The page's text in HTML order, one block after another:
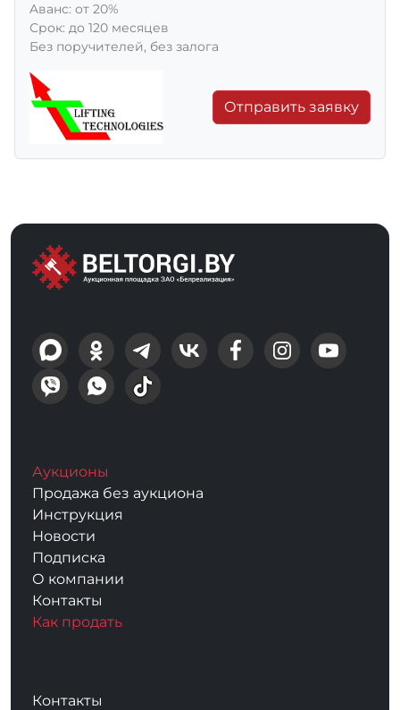
Aванс: от 20%
Срок: до 120 месяцев
Без поручителей, без залога
Отправить заявку
Аукционы
Продажа без аукциона
Инструкция
Новости
Подписка
О компании
Контакты
Как продать
Контакты